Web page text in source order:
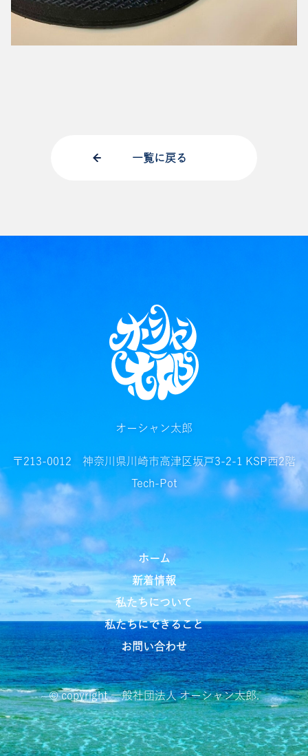
一覧に戻る
オーシャン太郎
〒213-0012 神奈川県川崎市高津区坂戸3-2-1 KSP西2階
Tech-Pot
ホーム
新着情報
私たちについて
私たちにできること
お問い合わせ
© copyright 一般社団法人 オーシャン太郎.